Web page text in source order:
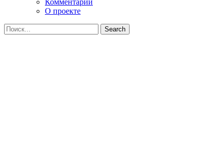
Комментарии
О проекте